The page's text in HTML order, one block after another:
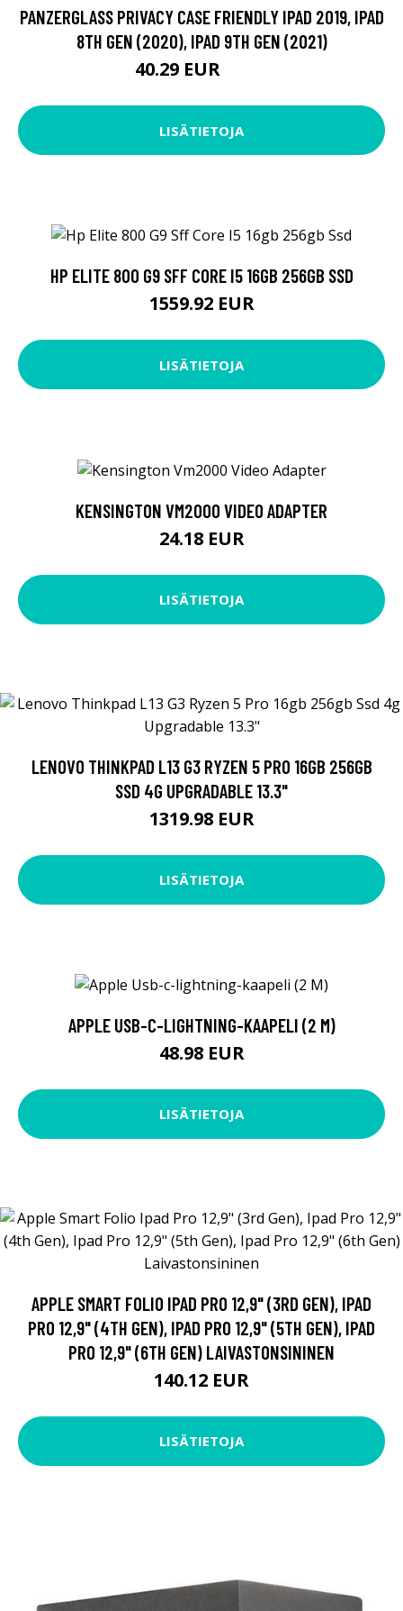
PANZERGLASS PRIVACY CASE FRIENDLY IPAD 2019, IPAD
8TH GEN (2020), IPAD 9TH GEN (2021)
40.29 EUR
LISÄTIETOJA
HP ELITE 800 G9 SFF CORE I5 16GB 256GB SSD
1559.92 EUR
LISÄTIETOJA
KENSINGTON VM2000 VIDEO ADAPTER
24.18 EUR
LISÄTIETOJA
LENOVO THINKPAD L13 G3 RYZEN 5 PRO 16GB 256GB
SSD 4G UPGRADABLE 13.3"
1319.98 EUR
LISÄTIETOJA
APPLE USB-C-LIGHTNING-KAAPELI (2 M)
48.98 EUR
LISÄTIETOJA
APPLE SMART FOLIO IPAD PRO 12,9" (3RD GEN), IPAD
PRO 12,9" (4TH GEN), IPAD PRO 12,9" (5TH GEN), IPAD
PRO 12,9" (6TH GEN) LAIVASTONSININEN
140.12 EUR
LISÄTIETOJA